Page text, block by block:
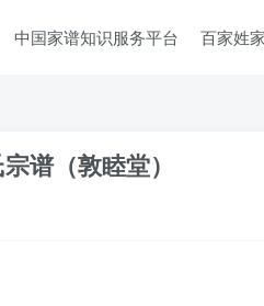
中国家谱知识服务平台 百家姓
谱（敦睦堂）